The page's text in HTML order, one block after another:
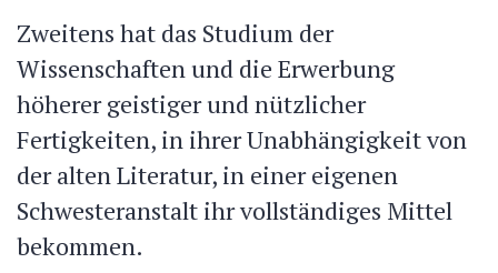
Zweitens hat das Studium der
Wissenschaften und die Erwerbung
höherer geistiger und nützlicher
Fertigkeiten, in ihrer Unabhängigkeit von
der alten Literatur, in einer eigenen
Schwesteranstalt ihr vollständiges Mittel
bekommen.